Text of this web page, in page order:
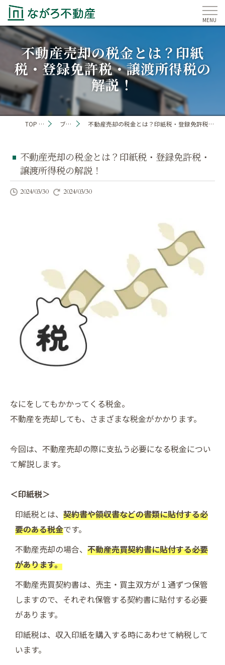
不動産売却の税金とは？印紙
税・登録免許税・譲渡所得税の
解説！
TOP PAGE ブログ 不動産売却の税金とは？印紙税・登録免許税・譲渡所得税の解説！
不動産売却の税金とは？印紙税・登録免許税・
譲渡所得税の解説！
2024/03/30 2024/03/30
なにをしてもかかってくる税金。
不動産を売却しても、さまざまな税金がかかります。
今回は、不動産売却の際に支払う必要になる税金につい
て解説します。
＜印紙税＞
印紙税とは、 契約書や領収書などの書類に貼付する必
要のある税金です。
不動産売却の場合、 不動産売買契約書に貼付する必要
があります。
不動産売買契約書は、売主・買主双方が１通ずつ保管
しますので、それぞれ保管する契約書に貼付する必要
があります。
印紙税は、収入印紙を購入する時にあわせて納税して
います。